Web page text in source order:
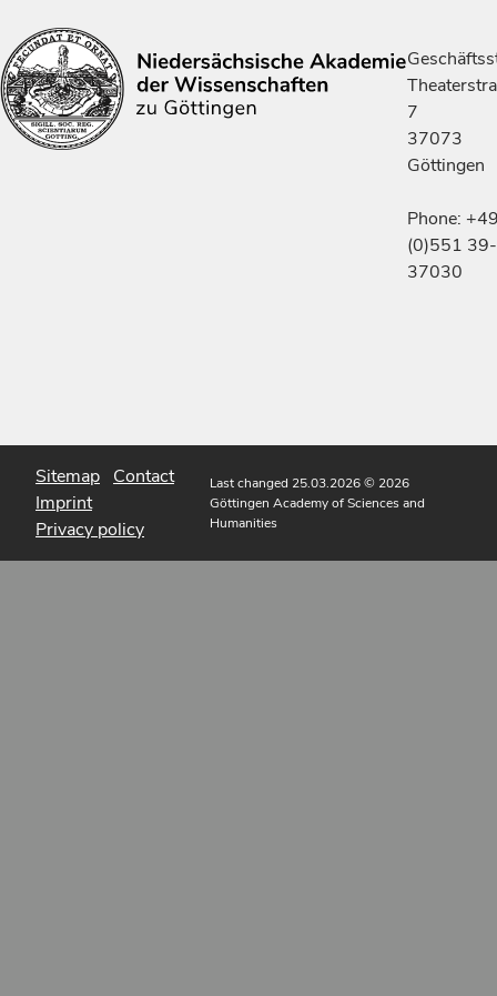
7
37073
Göttingen
Phone:
(0)551 39-
37030
Sitemap Contact
Imprint
Privacy policy
Last changed 25.03.2026© 2026
Göttingen Academy of Sciences and
Humanities